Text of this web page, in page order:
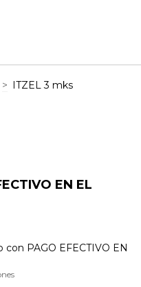
> ITZEL 3 mks
EN EL
PAGO EFECTIVO EN